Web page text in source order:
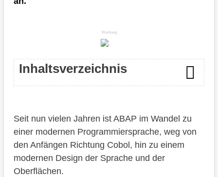
Werbung
Inhaltsverzeichnis
Modern ABAP
Lernen und Vergessen
Beispiel
Seit nun vielen Jahren ist ABAP im Wandel zu
einer modernen Programmiersprache, weg von
den Anfängen Richtung Cobol, hin zu einem
modernen Design der Sprache und der
Oberflächen.